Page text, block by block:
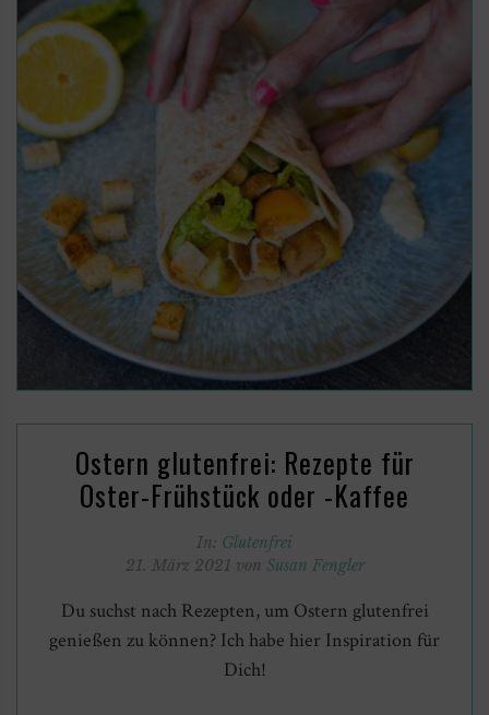
Ostern glutenfrei: Rezepte für
Oster-Frühstück oder -Kaffee
In: Glutenfrei
21. März 2021 von Susan Fengler
Du suchst nach Rezepten, um Ostern glutenfrei
genießen zu können? Ich habe hier Inspiration für
Dich!